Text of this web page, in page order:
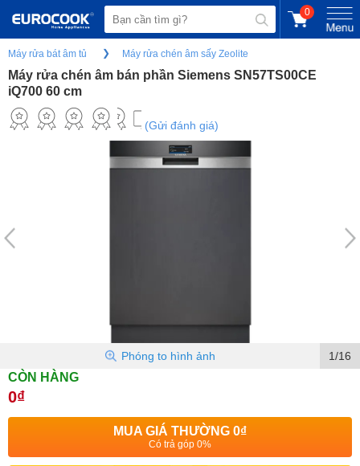
0
Máy rửa bát âm tủ Máy rửa chén âm sấy Zeolite
Máy rửa chén âm bán phần Siemens SN57TS00CE
iQ700 60 cm
(Gửi đánh giá)
1/16
Phóng to hình ảnh
CÒN HÀNG
0₫
MUA GIÁ THƯỜNG 0₫
Có trả góp 0%